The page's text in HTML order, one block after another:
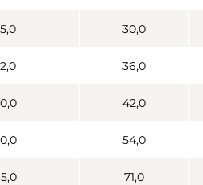
30,0
36,0
42,0
54,0
71,0